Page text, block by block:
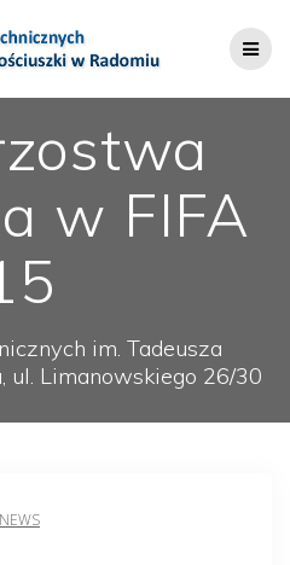
do
treści
w FIFA
im. Tadeusza
ul. Limanowskiego 26/30
NEWS